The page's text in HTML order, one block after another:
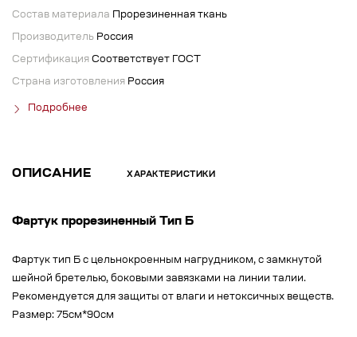
Состав материала Прорезиненная ткань
Производитель Россия
Сертификация Соответствует ГОСТ
Страна изготовления Россия
Подробнее
ОПИСАНИЕ ХАРАКТЕРИСТИКИ
Фартук прорезиненный Тип Б
Фартук тип Б с цельнокроенным нагрудником, с замкнутой
шейной бретелью, боковыми завязками на линии талии.
Рекомендуется для защиты от влаги и нетоксичных веществ.
Размер: 75см*90см